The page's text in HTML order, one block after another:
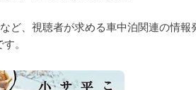
ど、視聴者が求める車中泊関連の情報
。